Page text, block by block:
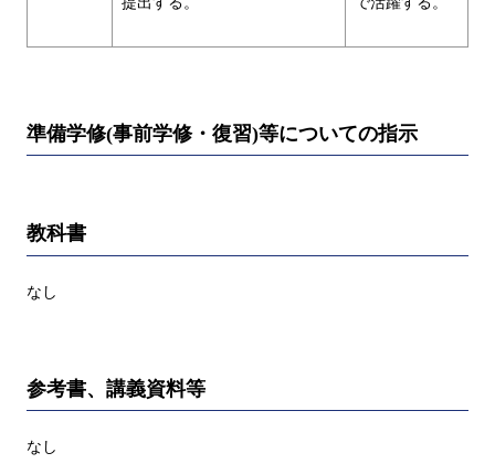
準備学修(事前学修・復習)等についての指示
教科書
なし
参考書、講義資料等
なし